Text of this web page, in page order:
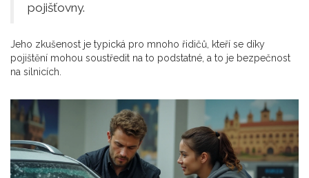
pojišťovny.
Jeho zkušenost je typická pro mnoho řidičů, kteří se díky
pojištění mohou soustředit na to podstatné, a to je bezpečnost
na silnicích.